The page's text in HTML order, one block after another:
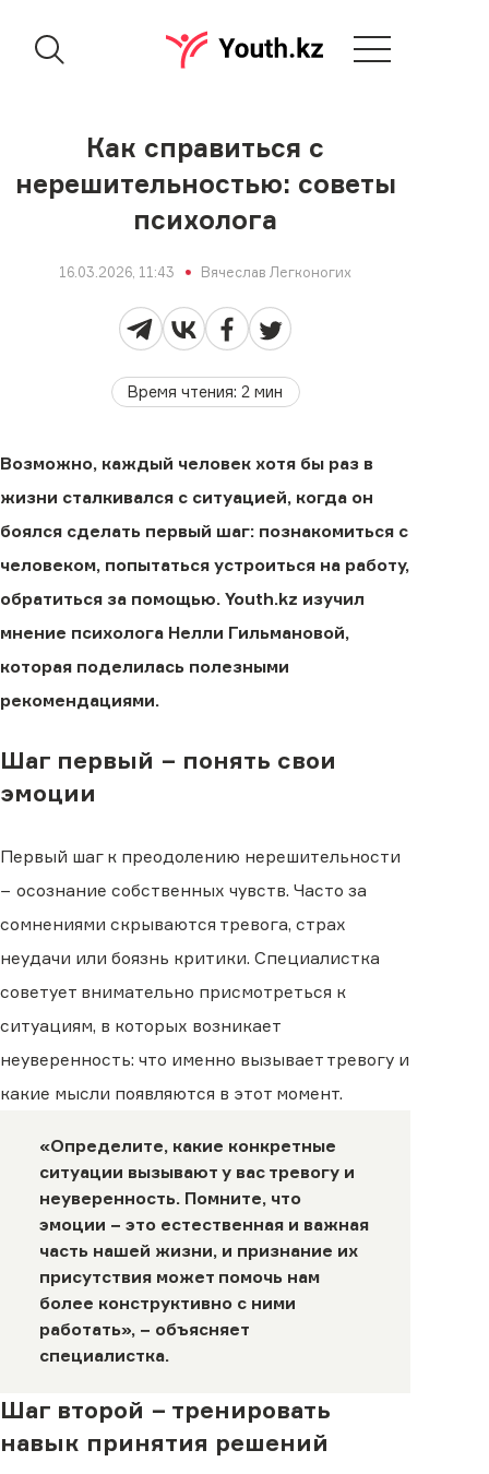
Как справиться с
нерешительностью: советы
психолога
16.03.2026, 11:43 Вячеслав Легконогих
Время чтения:2 мин
Возможно, каждый человек хотя бы раз в
жизни сталкивался с ситуацией, когда он
боялся сделать первый шаг: познакомиться с
человеком, попытаться устроиться на работу,
обратиться за помощью. Youth.kz изучил
мнение психолога Нелли Гильмановой,
которая поделилась полезными
рекомендациями.
Шаг первый − понять свои
эмоции
Первый шаг к преодолению нерешительности
− осознание собственных чувств. Часто за
сомнениями скрываются тревога, страх
неудачи или боязнь критики. Специалистка
советует внимательно присмотреться к
ситуациям, в которых возникает
неуверенность: что именно вызывает тревогу и
какие мысли появляются в этот момент.
«Определите, какие конкретные
ситуации вызывают у вас тревогу и
неуверенность. Помните, что
эмоции − это естественная и важная
часть нашей жизни, и признание их
присутствия может помочь нам
более конструктивно с ними
работать», − объясняет
специалистка.
Шаг второй − тренировать
навык принятия решений